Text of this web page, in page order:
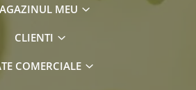
MEU
CLIENTI
COMERCIALE